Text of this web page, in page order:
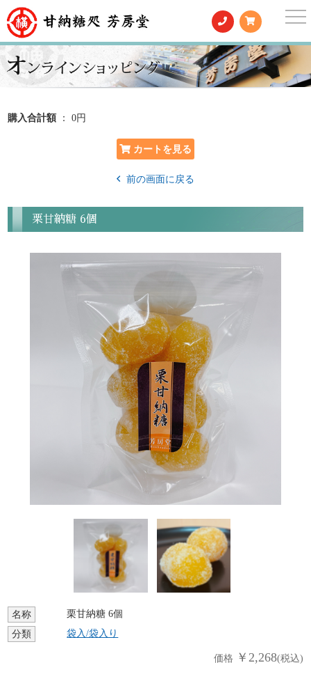
購入合計額 ： 0円
前の画面に戻る
栗甘納糖 6個
名称
栗甘納糖 6個
分類
袋入/袋入り
価格 ￥2,268(税込)